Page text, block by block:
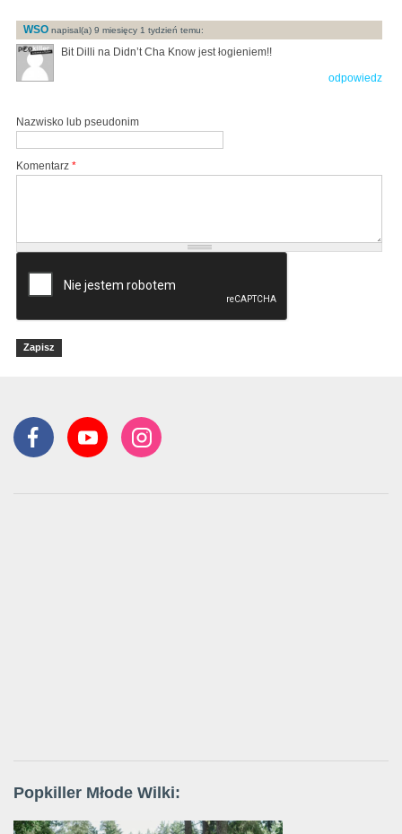
WSO napisal(a) 9 miesięcy 1 tydzień temu:
Bit Dilli na Didn’t Cha Know jest łogieniem!!
odpowiedz
Nazwisko lub pseudonim
Komentarz *
Popkiller Młode Wilki: